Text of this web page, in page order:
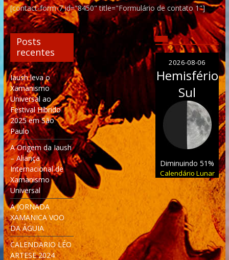
[contact-form-7 id="8450" title="Formulário de contato 1"]
Posts
recentes
Iaush leva o
Xamanismo
Universal ao
Festival Híbrido
2025 em São
Paulo
A Origem da Iaush
– Aliança
Internacional de
Xamanismo
Universal
A JORNADA
XAMANICA VOO
DA ÁGUIA
CALENDARIO LÉO
ARTESE 2024
2026-08-06
Hemisfério
Sul
Diminuindo 51%
Calendário Lunar